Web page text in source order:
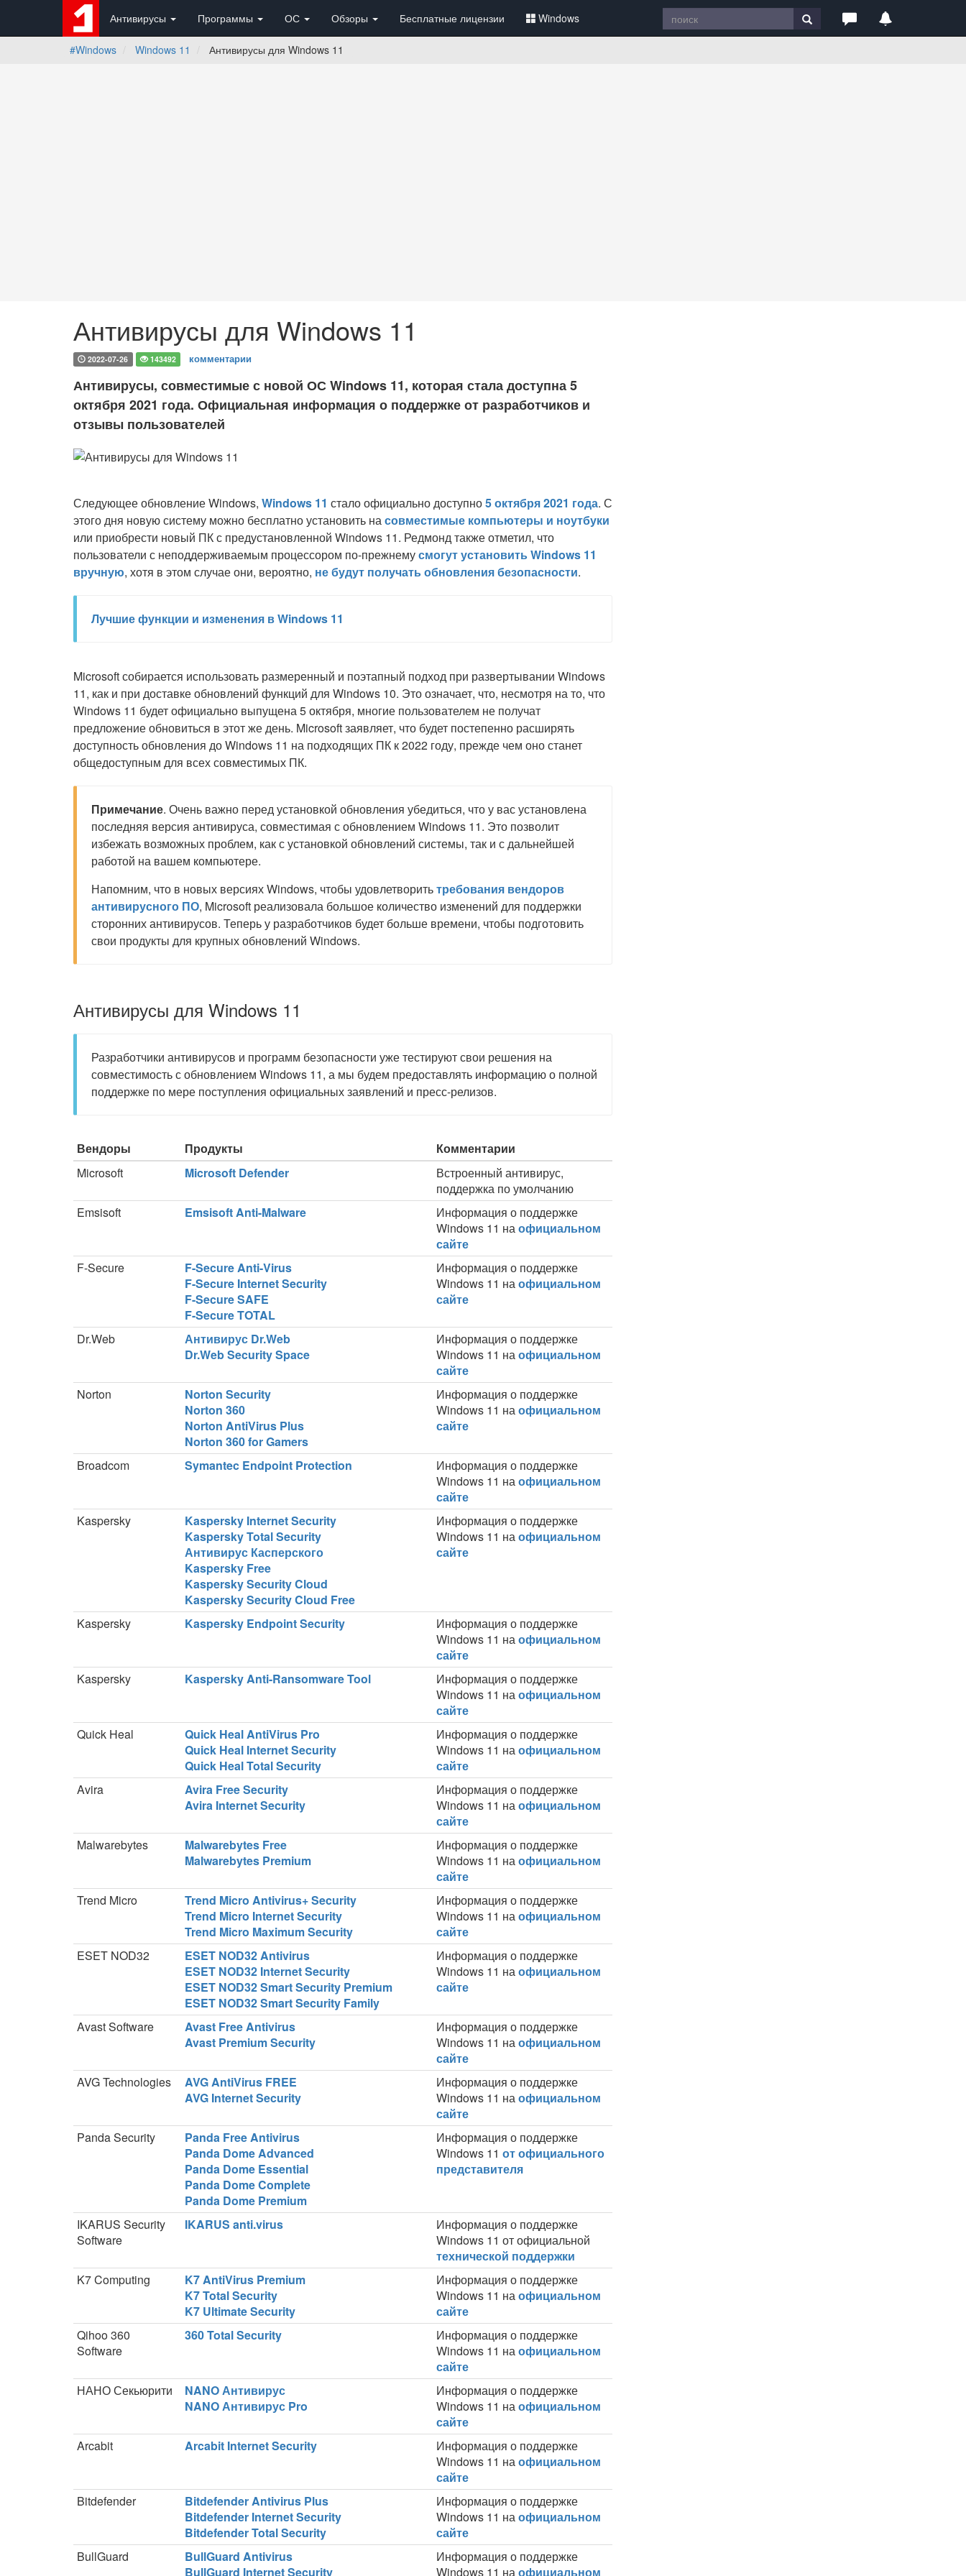
Антивирусы Программы ОС Обзоры Бесплатные лицензии Windows
#Windows Windows 11 Антивирусы для Windows 11
Антивирусы для Windows 11
2022-07-26 143492 комментарии
Антивирусы, совместимые с новой ОС Windows 11, которая стала доступна 5
октября 2021 года. Официальная информация о поддержке от разработчиков и
отзывы пользователей
Следующее обновление Windows, Windows 11 стало официально доступно5 октября 2021 года. С
этого дня новую систему можно бесплатно установить насовместимые компьютеры и ноутбуки
или приобрести новый ПК с предустановленной Windows 11. Редмонд также отметил, что
пользователи с неподдерживаемым процессором по-прежнемусмогут установить Windows 11
вручную, хотя в этом случае они, вероятно, не будут получать обновления безопасности.
Лучшие функции и изменения в Windows 11
Microsoft собирается использовать размеренный и поэтапный подход при развертывании Windows
11, как и при доставке обновлений функций для Windows 10. Это означает, что, несмотря на то, что
Windows 11 будет официально выпущена 5 октября, многие пользователем не получат
предложение обновиться в этот же день. Microsoft заявляет, что будет постепенно расширять
доступность обновления до Windows 11 на подходящих ПК к 2022 году, прежде чем оно станет
общедоступным для всех совместимых ПК.
Примечание. Очень важно перед установкой обновления убедиться, что у вас установлена
последняя версия антивируса, совместимая с обновлением Windows 11. Это позволит
избежать возможных проблем, как с установкой обновлений системы, так и с дальнейшей
работой на вашем компьютере.
Напомним, что в новых версиях Windows, чтобы удовлетворитьтребования вендоров
антивирусного ПО, Microsoft реализовала большое количество изменений для поддержки
сторонних антивирусов. Теперь у разработчиков будет больше времени, чтобы подготовить
свои продукты для крупных обновлений Windows.
Антивирусы для Windows 11
Разработчики антивирусов и программ безопасности уже тестируют свои решения на
совместимость с обновлением Windows 11, а мы будем предоставлять информацию о полной
поддержке по мере поступления официальных заявлений и пресс-релизов.
Вендоры Продукты
Комментарии
Microsoft
Microsoft Defender
Встроенный антивирус,
поддержка по умолчанию
Emsisoft
Emsisoft Anti-Malware
Информация о поддержке
Windows 11 наофициальном
сайте
F-Secure
F-Secure Anti-Virus
F-Secure Internet Security
F-Secure SAFE
F-Secure TOTAL
Информация о поддержке
Windows 11 наофициальном
сайте
Dr.Web
Антивирус Dr.Web
Dr.Web Security Space
Информация о поддержке
Windows 11 наофициальном
сайте
Norton
Norton Security
Norton 360
Norton AntiVirus Plus
Norton 360 for Gamers
Информация о поддержке
Windows 11 наофициальном
сайте
Broadcom Symantec Endpoint Protection
Информация о поддержке
Windows 11 наофициальном
сайте
Kaspersky
Kaspersky Internet Security
Kaspersky Total Security
Антивирус Касперского
Kaspersky Free
Kaspersky Security Cloud
Kaspersky Security Cloud Free
Информация о поддержке
Windows 11 наофициальном
сайте
Kaspersky Kaspersky Endpoint Security
Информация о поддержке
Windows 11 наофициальном
сайте
Kaspersky
Kaspersky Anti-Ransomware Tool
Информация о поддержке
Windows 11 наофициальном
сайте
Quick Heal
Quick Heal AntiVirus Pro
Quick Heal Internet Security
Quick Heal Total Security
Информация о поддержке
Windows 11 наофициальном
сайте
Avira
Avira Free Security
Avira Internet Security
Информация о поддержке
Windows 11 наофициальном
сайте
Malwarebytes
Malwarebytes Free
Malwarebytes Premium
Информация о поддержке
Windows 11 наофициальном
сайте
Trend Micro
Trend Micro Antivirus+ Security
Trend Micro Internet Security
Trend Micro Maximum Security
Информация о поддержке
Windows 11 наофициальном
сайте
ESET NOD32
ESET NOD32 Antivirus
ESET NOD32 Internet Security
ESET NOD32 Smart Security Premium
ESET NOD32 Smart Security Family
Информация о поддержке
Windows 11 наофициальном
сайте
Avast Software
Avast Free Antivirus
Avast Premium Security
Информация о поддержке
Windows 11 наофициальном
сайте
AVG Technologies
AVG AntiVirus FREE
AVG Internet Security
Информация о поддержке
Windows 11 наофициальном
сайте
Panda Security
Panda Free Antivirus
Panda Dome Advanced
Panda Dome Essential
Panda Dome Complete
Panda Dome Premium
Информация о поддержке
Windows 11 от официального
представителя
IKARUS Security
Software
IKARUS anti.virus
Информация о поддержке
Windows 11 от официальной
технической поддержки
K7 Computing
K7 AntiVirus Premium
K7 Total Security
K7 Ultimate Security
Информация о поддержке
Windows 11 наофициальном
сайте
Qihoo 360
Software
360 Total Security
Информация о поддержке
Windows 11 наофициальном
сайте
НАНО Секьюрити
NANO Антивирус
NANO Антивирус Pro
Информация о поддержке
Windows 11 наофициальном
сайте
Arcabit
Arcabit Internet Security
Информация о поддержке
Windows 11 наофициальном
сайте
Bitdefender
Bitdefender Antivirus Plus
Bitdefender Internet Security
Bitdefender Total Security
Информация о поддержке
Windows 11 наофициальном
сайте
BullGuard
BullGuard Antivirus
BullGuard Internet Security
Информация о поддержке
Windows 11 на официальном